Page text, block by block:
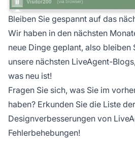
Bleiben Sie gespannt auf das
Wir haben in den nächsten
neue Dinge geplant, also bleiben
unsere nächsten LiveAgent-
was neu ist!
Fragen Sie sich, was Sie im
haben? Erkunden Sie die Liste der
Designverbesserungen von
Fehlerbehebungen!